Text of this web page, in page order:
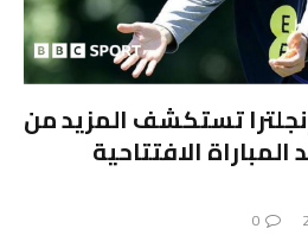
العالم 2026: إنجلترا تستكشف المزيد من
المباراة الافتتاحية
0